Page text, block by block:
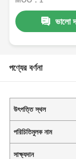
ভালো
পণ্যের বর্ণনা
উৎপত্তি স্থল
পরিচিতিমুলক নাম
সাক্ষ্যদান